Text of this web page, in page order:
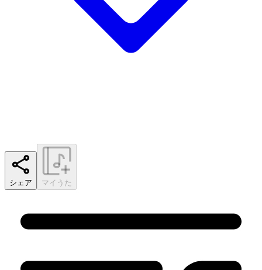
シェア マイうた